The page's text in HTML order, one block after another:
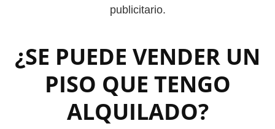
publicitario.
¿SE PUEDE VENDER UN
PISO QUE TENGO
ALQUILADO?